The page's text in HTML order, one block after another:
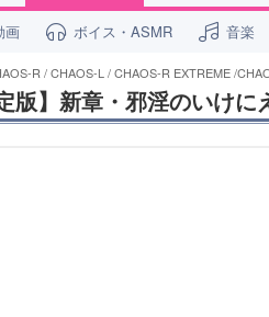
画 ボイス・ASMR 音楽
R / CHAOS-L / CHAOS-R EXTREME /
版】新章・邪淫のいけ